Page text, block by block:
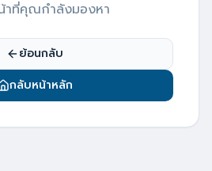
าที่คุณกำลังมองหา
ย้อนกลับ
กลับหน้าหลัก